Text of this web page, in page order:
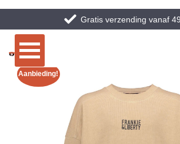
Gratis verzending vanaf
Aanbieding!